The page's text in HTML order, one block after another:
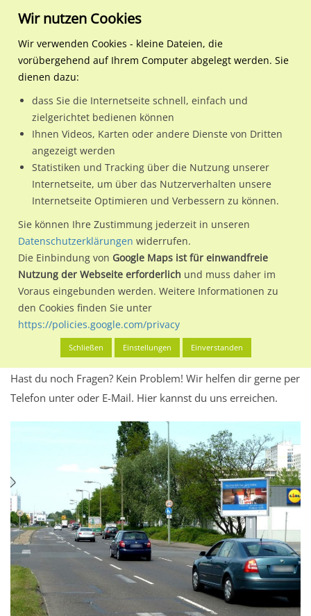
Regionale Plakatwerbung BerlinBerlin, Stadt
Märkische Allee 140a CS
Märkische Allee 140a CS
12681 / Berlin, Stadt / Marzahn
Nutze günstige Werbemöglichkeiten am Standort Märkische
Allee 140a CSim Ortsteil Marzahn)in Berlin, Stadt.
Wir erheben für jede unserer Werbeflächen individuelle und
aktuelleStandortinformationenundLeistungswerte
kannst du dich schon vor der Buchung im Detail über den
Standort, seine Reichweite und Werbewirkung sowie
eventuelle Beschränkungen in den zugelassenen
Werbeinhalten informieren.
Alles klar? Dann findest du direkt im unteren Teil dieser Seite
Buchungdes Standorts.
Hast du noch Fragen? Kein Problem! Wir helfen dir gerne per
Telefon unter oder E-Mail. Hier kannst du uns erreichen.
Wir nutzen Cookies
Wir verwenden Cookies - kleine Dateien, die
vorübergehend auf Ihrem Computer abgelegt werden. Sie
dienen dazu:
dass Sie die Internetseite schnell, einfach und
zielgerichtet bedienen können
Ihnen Videos, Karten oder andere Dienste von Dritten
angezeigt werden
Statistiken und Tracking über die Nutzung unserer
Internetseite, um über das Nutzerverhalten unsere
Internetseite Optimieren und Verbessern zu können.
Sie können Ihre Zustimmung jederzeit in unseren
Datenschutzerklärungen widerrufen.
Die Einbindung von Google Maps ist für einwandfreie
Nutzung der Webseite erforderlich und muss daher im
Voraus eingebunden werden. Weitere Informationen zu
den Cookies finden Sie unter
https://policies.google.com/privacy
Schließen Einstellungen Einverstanden